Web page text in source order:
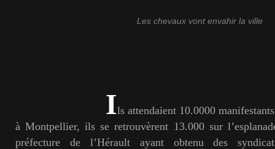
Les chevaux vont envahir la ville
Ils attendaient 10.0000
à Montpellier, ils se retrouvèrent 13.000 sur
préfecture de l’Hérault ayant obtenu des